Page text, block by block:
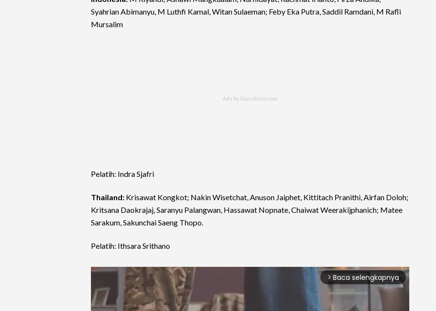
Syahrian Abimanyu, M Luthfi Kamal, Witan Sulaeman; Feby Eka Putra, Saddil Ramdani, M Rafli
Mursalim
Pelatih: Indra Sjafri
Thailand: Krisawat Kongkot; Nakin Wisetchat, Anuson Jaiphet, Kittitach Pranithi, Airfan Doloh;
Kritsana Daokrajaj, Saranyu Palangwan, Hassawat Nopnate, Chaiwat Weerakijphanich; Matee
Sarakum, Sakunchai Saeng Thopo.
Pelatih: Ithsara Srithano
arrow_forward_ios Baca selengkapnya